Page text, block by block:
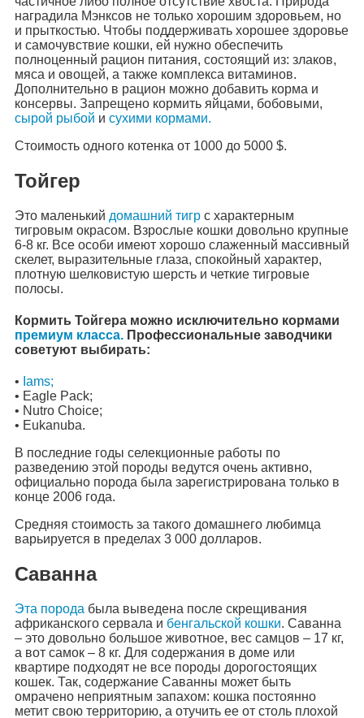
наградила Мэнксов не только хорошим здоровьем, но
и прыткостью. Чтобы поддерживать хорошее здоровье
и самочувствие кошки, ей нужно обеспечить
полноценный рацион питания, состоящий из: злаков,
мяса и овощей, а также комплекса витаминов.
Дополнительно в рацион можно добавить корма и
консервы. Запрещено кормить яйцами, бобовыми,
сырой рыбой и сухими кормами.
Стоимость одного котенка от 1000 до 5000 $.
Тойгер
Это маленький домашний тигр с характерным
тигровым окрасом. Взрослые кошки довольно крупные
6-8 кг. Все особи имеют хорошо слаженный массивный
скелет, выразительные глаза, спокойный характер,
плотную шелковистую шерсть и четкие тигровые
полосы.
Кормить Тойгера можно исключительно кормами
премиум класса. Профессиональные заводчики
советуют выбирать:
• Iams;
• Eagle Pack;
• Nutro Choice;
• Eukanuba.
В последние годы селекционные работы по
разведению этой породы ведутся очень активно,
официально порода была зарегистрирована только в
конце 2006 года.
Средняя стоимость за такого домашнего любимца
варьируется в пределах 3 000 долларов.
Саванна
Эта порода была выведена после скрещивания
африканского сервала и бенгальской кошки. Саванна
– это довольно большое животное, вес самцов – 17 кг,
а вот самок – 8 кг. Для содержания в доме или
квартире подходят не все породы дорогостоящих
кошек. Так, содержание Саванны может быть
омрачено неприятным запахом: кошка постоянно
метит свою территорию, а отучить ее от столь плохой